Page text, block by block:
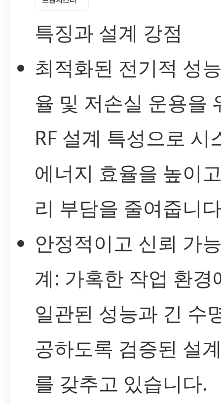
특징과 설계 강점
최적화된 전기적 성
율 및 저손실 운용을
RF 설계 특성으로 시
에너지 효율을 높이
리 부담을 줄여줍니
안정적이고 신뢰 가
계: 가혹한 작업 환경
일관된 성능과 긴 수
공하도록 검증된 설
를 갖추고 있습니다.